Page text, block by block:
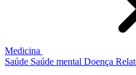
Medicina
Saúde Saúde mental Doença